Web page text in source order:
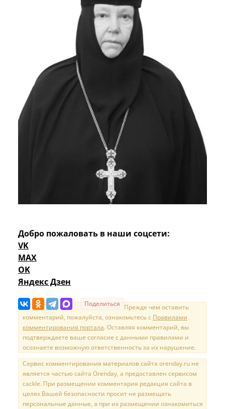
Добро пожаловать в наши соцсети:
VK
MAX
OK
Яндекс Дзен
Поделиться Прежде чем оставить
комментарий, пожалуйста, ознакомьтесь с Правилами
комментирования портала. Оставляя комментарий, вы
подтверждаете ваше согласие с данными правилами и
осознаете возможную ответственность за их нарушение.
Сервис комментирования материалов сайта orenday.ru не
является частью сайта Orenday, а предоставлен сервисом
cackle. При размещении комментария редакция сайта в
целях Вашей безопасности просит не размещать
персональные данные, а при их размещении ознакомиться